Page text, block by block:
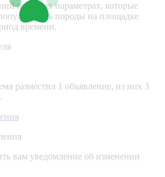
и других параметрах, которые
породы на площадке
времени.
разместил 1 объявление, из них 3
вам уведомление об изменении